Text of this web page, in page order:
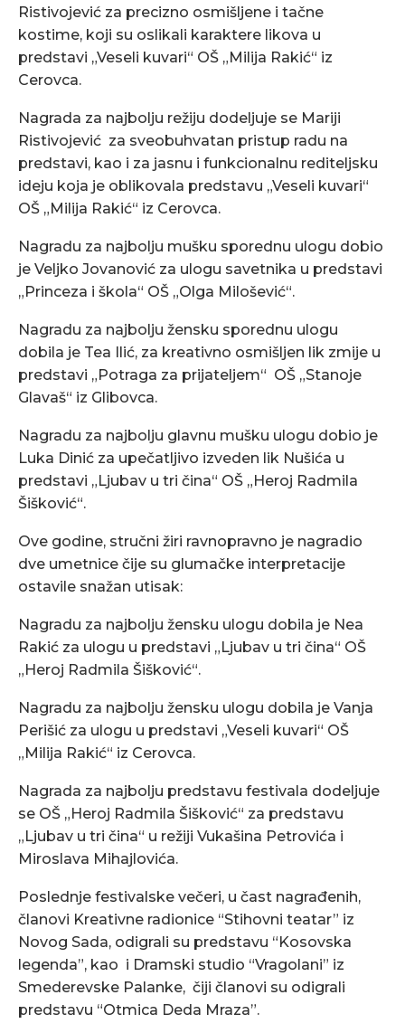
Ristivojević za precizno osmišljene i tačne
kostime, koji su oslikali karaktere likova u
predstavi „Veseli kuvari“ OŠ „Milija Rakić“ iz
Cerovca.
Nagrada za najbolju režiju dodeljuje se Mariji
Ristivojević za sveobuhvatan pristup radu na
predstavi, kao i za jasnu i funkcionalnu rediteljsku
ideju koja je oblikovala predstavu „Veseli kuvari“
OŠ „Milija Rakić“ iz Cerovca.
Nagradu za najbolju mušku sporednu ulogu dobio
je Veljko Jovanović za ulogu savetnika u predstavi
„Princeza i škola“ OŠ „Olga Milošević“.
Nagradu za najbolju žensku sporednu ulogu
dobila je Tea Ilić, za kreativno osmišljen lik zmije u
predstavi „Potraga za prijateljem“ OŠ „Stanoje
Glavaš“ iz Glibovca.
Nagradu za najbolju glavnu mušku ulogu dobio je
Luka Dinić za upečatljivo izveden lik Nušića u
predstavi „Ljubav u tri čina“ OŠ „Heroj Radmila
Šišković“.
Ove godine, stručni žiri ravnopravno je nagradio
dve umetnice čije su glumačke interpretacije
ostavile snažan utisak:
Nagradu za najbolju žensku ulogu dobila je Nea
Rakić za ulogu u predstavi „Ljubav u tri čina“ OŠ
„Heroj Radmila Šišković“.
Nagradu za najbolju žensku ulogu dobila je Vanja
Perišić za ulogu u predstavi „Veseli kuvari“ OŠ
„Milija Rakić“ iz Cerovca.
Nagrada za najbolju predstavu festivala dodeljuje
se OŠ „Heroj Radmila Šišković“ za predstavu
„Ljubav u tri čina“ u režiji Vukašina Petrovića i
Miroslava Mihajlovića.
Poslednje festivalske večeri, u čast nagrađenih,
članovi Kreativne radionice “Stihovni teatar” iz
Novog Sada, odigrali su predstavu “Kosovska
legenda”, kao i Dramski studio “Vragolani” iz
Smederevske Palanke, čiji članovi su odigrali
predstavu “Otmica Deda Mraza”.